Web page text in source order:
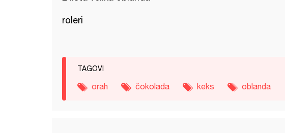
roleri
TAGOVI
orah čokolada keks oblanda